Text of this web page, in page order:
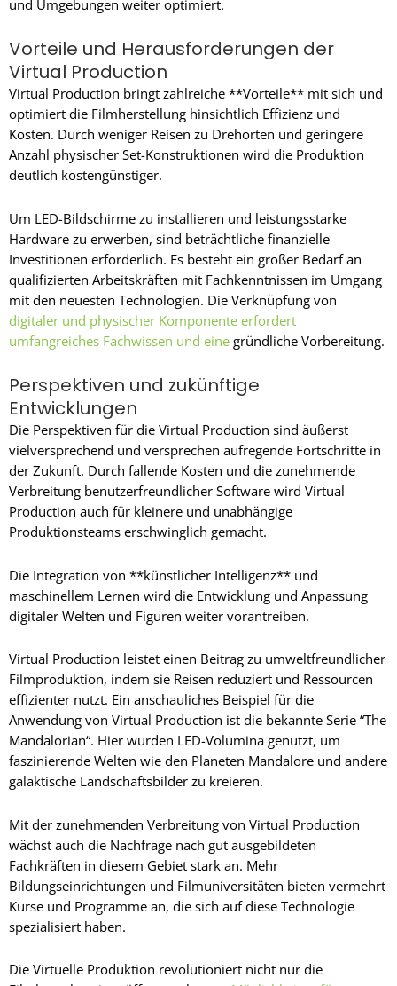
und Umgebungen weiter optimiert.
Vorteile und Herausforderungen der
Virtual Production
Virtual Production bringt zahlreiche **Vorteile** mit sich und
optimiert die Filmherstellung hinsichtlich Effizienz und
Kosten. Durch weniger Reisen zu Drehorten und geringere
Anzahl physischer Set-Konstruktionen wird die Produktion
deutlich kostengünstiger.
Um LED-Bildschirme zu installieren und leistungsstarke
Hardware zu erwerben, sind beträchtliche finanzielle
Investitionen erforderlich. Es besteht ein großer Bedarf an
qualifizierten Arbeitskräften mit Fachkenntnissen im Umgang
mit den neuesten Technologien. Die Verknüpfung von
digitaler und physischer Komponente erfordert
umfangreiches Fachwissen und eine gründliche Vorbereitung.
Perspektiven und zukünftige
Entwicklungen
Die Perspektiven für die Virtual Production sind äußerst
vielversprechend und versprechen aufregende Fortschritte in
der Zukunft. Durch fallende Kosten und die zunehmende
Verbreitung benutzerfreundlicher Software wird Virtual
Production auch für kleinere und unabhängige
Produktionsteams erschwinglich gemacht.
Die Integration von **künstlicher Intelligenz** und
maschinellem Lernen wird die Entwicklung und Anpassung
digitaler Welten und Figuren weiter vorantreiben.
Virtual Production leistet einen Beitrag zu umweltfreundlicher
Filmproduktion, indem sie Reisen reduziert und Ressourcen
effizienter nutzt. Ein anschauliches Beispiel für die
Anwendung von Virtual Production ist die bekannte Serie “The
Mandalorian“. Hier wurden LED-Volumina genutzt, um
faszinierende Welten wie den Planeten Mandalore und andere
galaktische Landschaftsbilder zu kreieren.
Mit der zunehmenden Verbreitung von Virtual Production
wächst auch die Nachfrage nach gut ausgebildeten
Fachkräften in diesem Gebiet stark an. Mehr
Bildungseinrichtungen und Filmuniversitäten bieten vermehrt
Kurse und Programme an, die sich auf diese Technologie
spezialisiert haben.
Die Virtuelle Produktion revolutioniert nicht nur die